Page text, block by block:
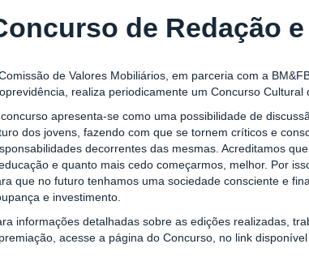
de Redação
de Valores Mobiliários, em parceria com a
realiza periodicamente um Concurso Cultural
apresenta-se como uma possibilidade de
dos jovens, fazendo com que se tornem críticos e
decorrentes das mesmas. Acreditamos
e quanto mais cedo começarmos, melhor. Por
que no futuro tenhamos uma sociedade consciente e
e investimento.
informações detalhadas sobre as edições realizadas,
acesse a página do Concurso, no link disponível